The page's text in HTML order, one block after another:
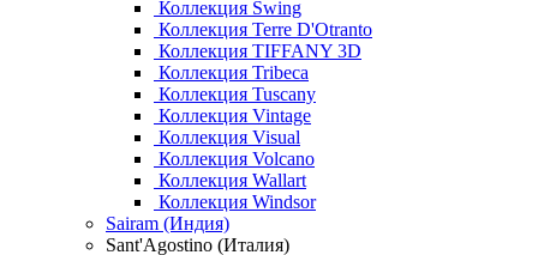
Коллекция Swing
Коллекция Terre D'Otranto
Коллекция TIFFANY 3D
Коллекция Tribeca
Коллекция Tuscany
Коллекция Vintage
Коллекция Visual
Коллекция Volcano
Коллекция Wallart
Коллекция Windsor
Sairam (Индия)
Sant'Agostino (Италия)